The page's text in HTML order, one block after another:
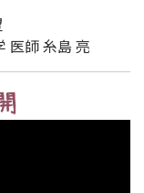
医師 糸島 亮